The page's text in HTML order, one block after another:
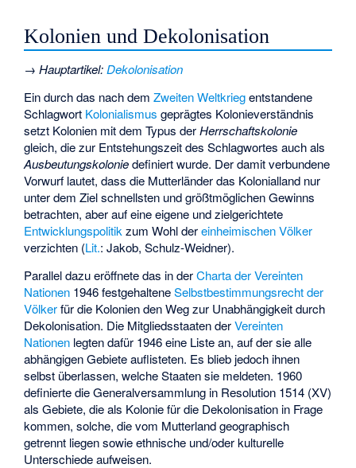
Kolonien und Dekolonisation
→Hauptartikel:Dekolonisation
Ein durch das nach demZweiten Weltkriegentstandene
Schlagwort Kolonialismus geprägtes Kolonieverständnis
setzt Kolonien mit dem Typus derHerrschaftskolonie
gleich, die zur Entstehungszeit des Schlagwortes auch als
Ausbeutungskoloniedefiniert wurde. Der damit verbundene
Vorwurf lautet, dass die Mutterländer das Kolonialland nur
unter dem Ziel schnellsten und größtmöglichen Gewinns
betrachten, aber auf eine eigene und zielgerichtete
Entwicklungspolitik zum Wohl dereinheimischen Völker
verzichten (Lit.: Jakob, Schulz-Weidner).
Parallel dazu eröffnete das in derCharta der Vereinten
Nationen 1946 festgehalteneSelbstbestimmungsrecht der
Völkerfür die Kolonien den Weg zur Unabhängigkeit durch
Dekolonisation. Die Mitgliedsstaaten derVereinten
Nationen legten dafür 1946 eine Liste an, auf der sie alle
abhängigen Gebiete auflisteten. Es blieb jedoch ihnen
selbst überlassen, welche Staaten sie meldeten. 1960
definierte die Generalversammlung in Resolution 1514 (XV)
als Gebiete, die als Kolonie für die Dekolonisation in Frage
kommen, solche, die vom Mutterland geographisch
getrennt liegen sowie ethnische und/oder kulturelle
Unterschiede aufweisen.